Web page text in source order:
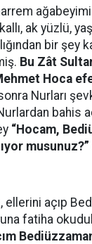
ak yüzlü,
bir
Bu Zât
Hoca
Nurları
bahis
“Hocam,
musunuz?”
ellerini açıp
fatiha